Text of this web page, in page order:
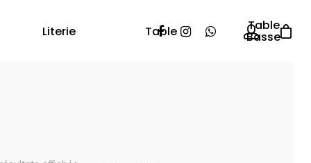
Literie Table Table
Basse